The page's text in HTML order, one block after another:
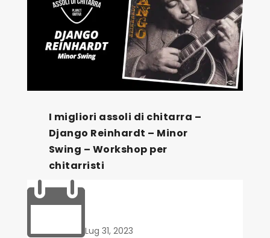
I migliori assoli di chitarra –
Django Reinhardt – Minor
Swing – Workshop per
chitarristi
Lug 31, 2023